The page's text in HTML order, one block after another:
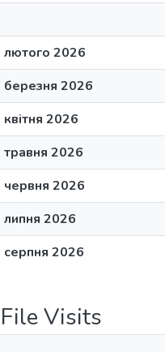
лютого 2026
березня 2026
квітня 2026
травня 2026
червня 2026
липня 2026
серпня 2026
File Visits